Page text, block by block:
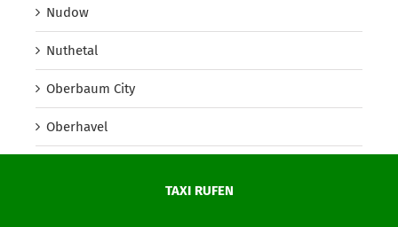
TAXI RUFEN
Nudow
Nuthetal
Oberbaum City
Oberhavel